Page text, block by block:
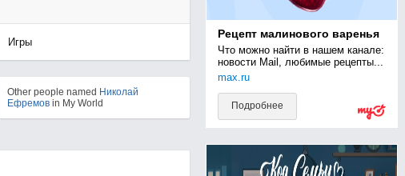
Игры
Рецепт малинового варенья
Что можно найти в нашем канале:
новости Mail, любимые рецепты...
max.ru
Подробнее
Other people named Николай
Ефремовin My World